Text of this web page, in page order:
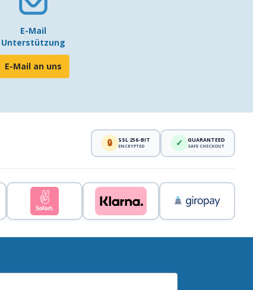
E-Mail
Unterstützung
E-Mail an uns
🔒 SSL 256-BIT
ENCRYPTED ✓ GUARANTEED
SAFE CHECKOUT